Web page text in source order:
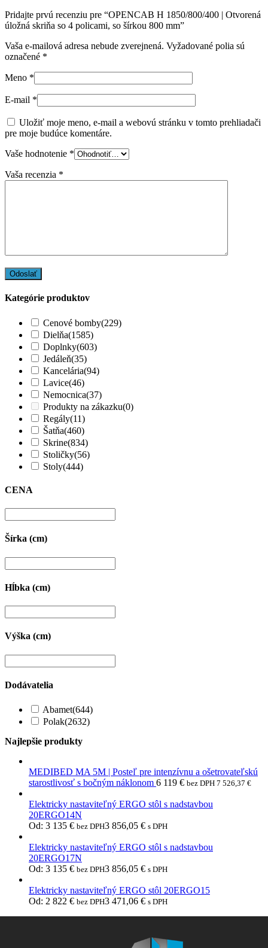
Pridajte prvú recenziu pre “OPENCAB H 1850/800/400 | Otvorená
úložná skriňa so 4 policami, so šírkou 800 mm”
Vaša e-mailová adresa nebude zverejnená. Vyžadované polia sú
označené *
Meno *
E-mail *
Uložiť moje meno, e-mail a webovú stránku v tomto prehliadači
pre moje budúce komentáre.
Vaše hodnotenie *
Vaša recenzia *
Kategórie produktov
Cenové bomby(229)
Dielňa(1585)
Doplnky(603)
Jedáleň(35)
Kancelária(94)
Lavice(46)
Nemocnica(37)
Produkty na zákazku(0)
Regály(11)
Šatňa(460)
Skrine(834)
Stoličky(56)
Stoly(444)
CENA
Šírka (cm)
Hĺbka (cm)
Výška (cm)
Dodávatelia
Abamet(644)
Polak(2632)
Najlepšie produkty
MEDIBED MA 5M | Posteľ pre intenzívnu a ošetrovateľskú
starostlivosť s bočným náklonom 6 119 € bez DPH 7 526,37 €
Elektricky nastaviteľný ERGO stôl s nadstavbou
20ERGO14N
Od: 3 135 € bez DPH3 856,05 € s DPH
Elektricky nastaviteľný ERGO stôl s nadstavbou
20ERGO17N
Od: 3 135 € bez DPH3 856,05 € s DPH
Elektricky nastaviteľný ERGO stôl 20ERGO15
Od: 2 822 € bez DPH3 471,06 € s DPH